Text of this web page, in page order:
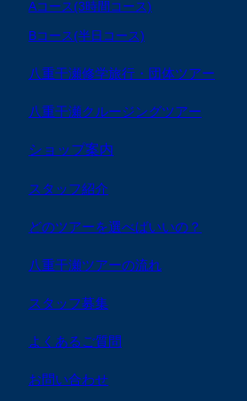
Aコース(3時間コース)
Bコース(半日コース)
八重干瀬修学旅行・団体ツアー
八重干瀬クルージングツアー
ショップ案内
スタッフ紹介
どのツアーを選べばいいの？
八重干瀬ツアーの流れ
スタッフ募集
よくあるご質問
お問い合わせ